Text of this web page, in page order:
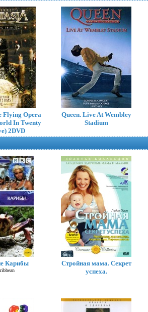
Flying Opera
In Twenty
2DVD
Queen. Live At Wembley
Stadium
Карибы
Стройная мама. Секрет
успеха.